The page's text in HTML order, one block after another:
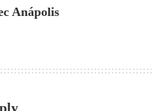
Anápolis